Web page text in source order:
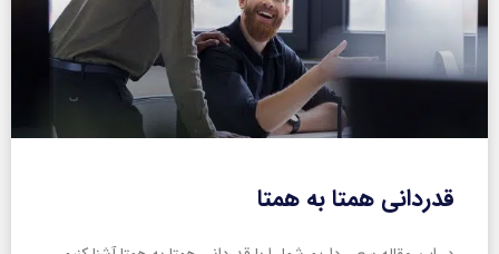
قدردانی همتا به همتا